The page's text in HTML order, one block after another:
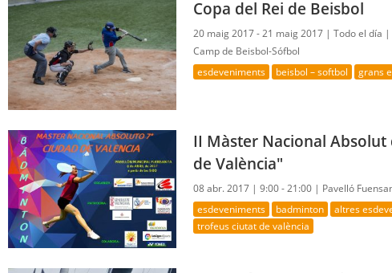
Copa del Rei de Beisbol
20 maig 2017 - 21 maig 2017 |Todo el día |
Camp de Beisbol-Sófbol
esdeveniments beisbol – softbol grans
II Màster Nacional
de València"
08 abr. 2017 |9:00 - 21:00 | Pavelló
esdeveniments badminton altres
trofeus ciutat de valència